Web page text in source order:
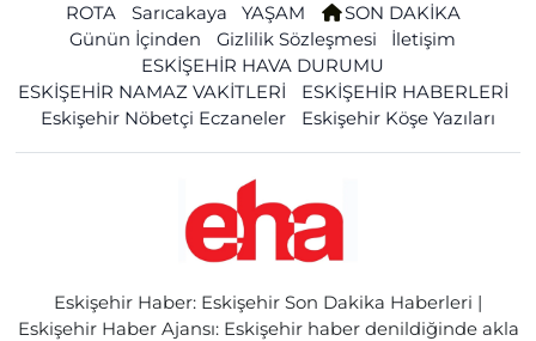
ROTA
Sarıcakaya YAŞAM
SON DAKİKA
Günün İçinden
Gizlilik Sözleşmesi
İletişim
ESKİŞEHİR HAVA DURUMU
ESKİŞEHİR NAMAZ VAKİTLERİ
ESKİŞEHİR HABERLERİ
Eskişehir Nöbetçi Eczaneler
Eskişehir Köşe Yazıları
Eskişehir Haber: Eskişehir Son Dakika Haberleri |
Eskişehir Haber Ajansı: Eskişehir haber denildiğinde akla